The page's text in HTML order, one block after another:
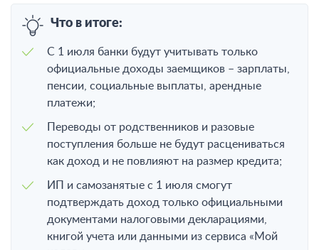
Что в итоге:
С 1 июля банки будут учитывать только
официальные доходы заемщиков – зарплаты,
пенсии, социальные выплаты, арендные
платежи;
Переводы от родственников и разовые
поступления больше не будут расцениваться
как доход и не повлияют на размер кредита;
ИП и самозанятые с 1 июля смогут
подтверждать доход только официальными
документами налоговыми декларациями,
книгой учета или данными из сервиса «Мой